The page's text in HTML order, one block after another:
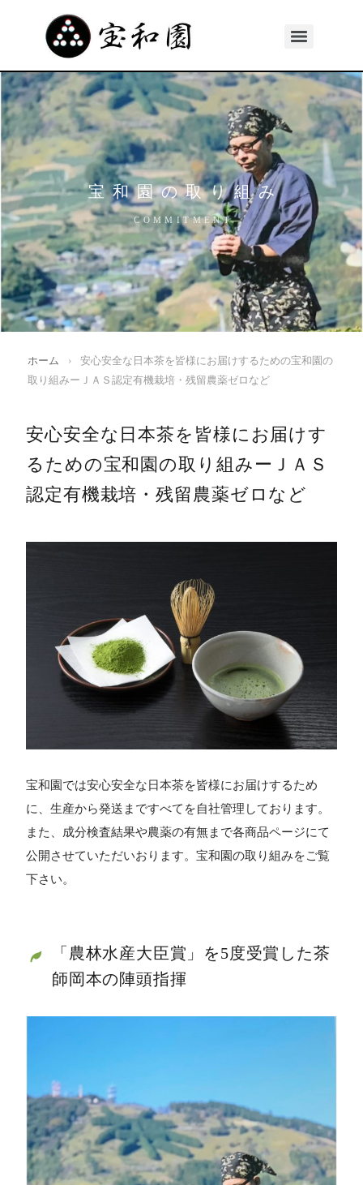
宝和園の取り組み
COMMITMENT
ホーム ›
安心安全な日本茶を皆様にお届けするための宝和園の
取り組みーＪＡＳ認定有機栽培・残留農薬ゼロなど
安心安全な日本茶を皆様にお届けす
るための宝和園の取り組みーＪＡＳ
認定有機栽培・残留農薬ゼロなど
宝和園では安心安全な日本茶を皆様にお届けするため
に、生産から発送まですべてを自社管理しております。
また、成分検査結果や農薬の有無まで各商品ページにて
公開させていただいおります。宝和園の取り組みをご覧
下さい。
「農林水産大臣賞」を5度受賞した茶
師岡本の陣頭指揮